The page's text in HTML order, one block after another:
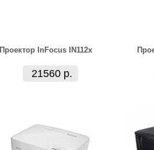
Проектор InFocus IN112x
21560 р.